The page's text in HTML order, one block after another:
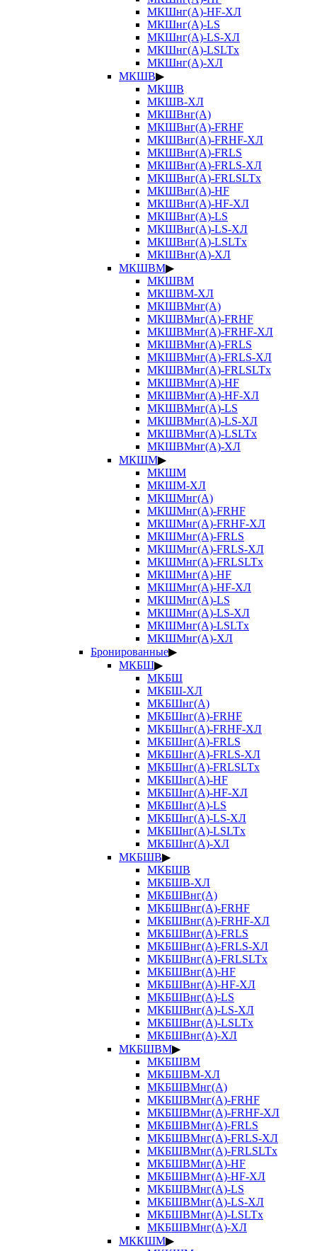
МКШнг(А)-HF-ХЛ
МКШнг(А)-LS
МКШнг(А)-LS-ХЛ
МКШнг(А)-LSLTx
МКШнг(А)-ХЛ
МКШВ▶
МКШВ
МКШВ-ХЛ
МКШВнг(А)
МКШВнг(А)-FRHF
МКШВнг(А)-FRHF-ХЛ
МКШВнг(А)-FRLS
МКШВнг(А)-FRLS-ХЛ
МКШВнг(А)-FRLSLTx
МКШВнг(А)-HF
МКШВнг(А)-HF-ХЛ
МКШВнг(А)-LS
МКШВнг(А)-LS-ХЛ
МКШВнг(А)-LSLTx
МКШВнг(А)-ХЛ
МКШВМ▶
МКШВМ
МКШВМ-ХЛ
МКШВМнг(А)
МКШВМнг(А)-FRHF
МКШВМнг(А)-FRHF-ХЛ
МКШВМнг(А)-FRLS
МКШВМнг(А)-FRLS-ХЛ
МКШВМнг(А)-FRLSLTx
МКШВМнг(А)-HF
МКШВМнг(А)-HF-ХЛ
МКШВМнг(А)-LS
МКШВМнг(А)-LS-ХЛ
МКШВМнг(А)-LSLTx
МКШВМнг(А)-ХЛ
МКШМ▶
МКШМ
МКШМ-ХЛ
МКШМнг(А)
МКШМнг(А)-FRHF
МКШМнг(А)-FRHF-ХЛ
МКШМнг(А)-FRLS
МКШМнг(А)-FRLS-ХЛ
МКШМнг(А)-FRLSLTx
МКШМнг(А)-HF
МКШМнг(А)-HF-ХЛ
МКШМнг(А)-LS
МКШМнг(А)-LS-ХЛ
МКШМнг(А)-LSLTx
МКШМнг(А)-ХЛ
Бронированные▶
МКБШ▶
МКБШ
МКБШ-ХЛ
МКБШнг(А)
МКБШнг(А)-FRHF
МКБШнг(А)-FRHF-ХЛ
МКБШнг(А)-FRLS
МКБШнг(А)-FRLS-ХЛ
МКБШнг(А)-FRLSLTx
МКБШнг(А)-HF
МКБШнг(А)-HF-ХЛ
МКБШнг(А)-LS
МКБШнг(А)-LS-ХЛ
МКБШнг(А)-LSLTx
МКБШнг(А)-ХЛ
МКБШВ▶
МКБШВ
МКБШВ-ХЛ
МКБШВнг(А)
МКБШВнг(А)-FRHF
МКБШВнг(А)-FRHF-ХЛ
МКБШВнг(А)-FRLS
МКБШВнг(А)-FRLS-ХЛ
МКБШВнг(А)-FRLSLTx
МКБШВнг(А)-HF
МКБШВнг(А)-HF-ХЛ
МКБШВнг(А)-LS
МКБШВнг(А)-LS-ХЛ
МКБШВнг(А)-LSLTx
МКБШВнг(А)-ХЛ
МКБШВМ▶
МКБШВМ
МКБШВМ-ХЛ
МКБШВМнг(А)
МКБШВМнг(А)-FRHF
МКБШВМнг(А)-FRHF-ХЛ
МКБШВМнг(А)-FRLS
МКБШВМнг(А)-FRLS-ХЛ
МКБШВМнг(А)-FRLSLTx
МКБШВМнг(А)-HF
МКБШВМнг(А)-HF-ХЛ
МКБШВМнг(А)-LS
МКБШВМнг(А)-LS-ХЛ
МКБШВМнг(А)-LSLTx
МКБШВМнг(А)-ХЛ
МККШМ▶